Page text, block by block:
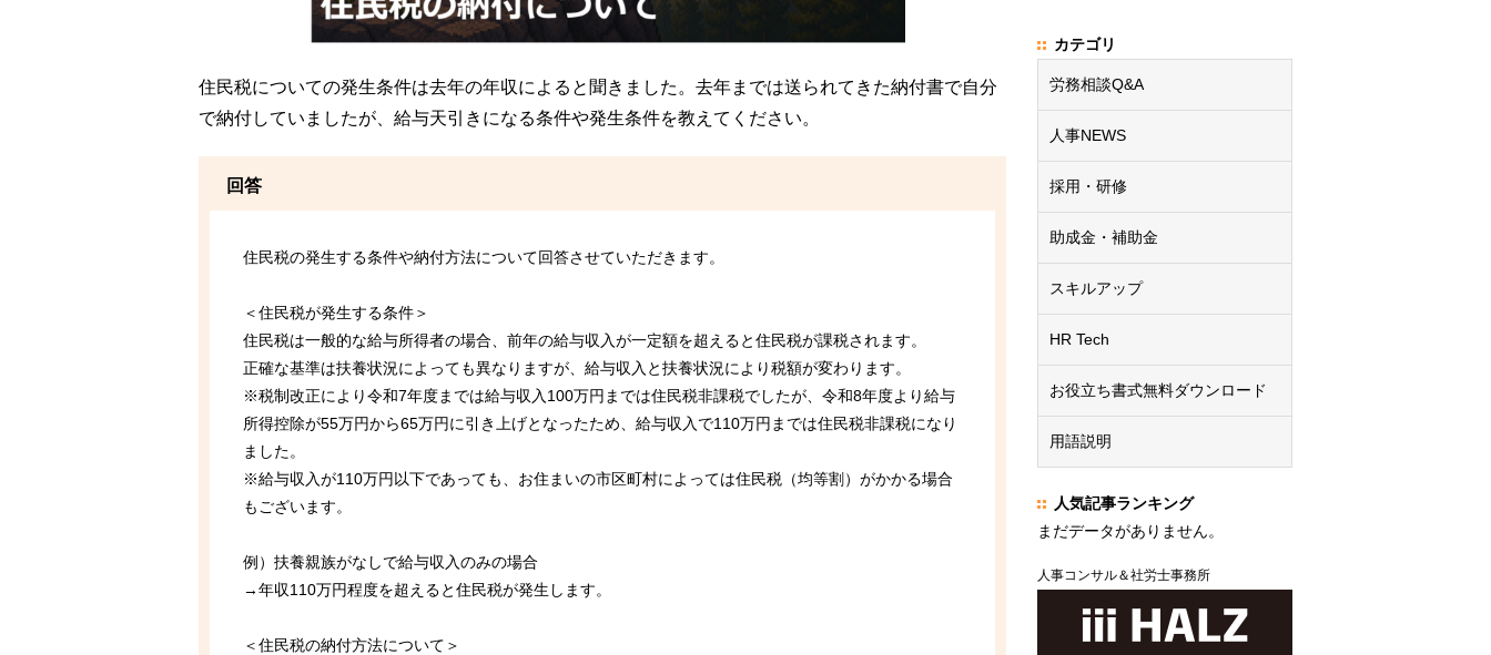
住民税についての発生条件は去年の年収によると聞きました。去年までは送られてきた納付書で自分
で納付していましたが、給与天引きになる条件や発生条件を教えてください。
回答
住民税の発生する条件や納付方法について回答させていただきます。
＜住民税が発生する条件＞
住民税は一般的な給与所得者の場合、前年の給与収入が一定額を超えると住民税が課税されます。
正確な基準は扶養状況によっても異なりますが、給与収入と扶養状況により税額が変わります。
※税制改正により令和7年度までは給与収入100万円までは住民税非課税でしたが、令和8年度より給与
所得控除が55万円から65万円に引き上げとなったため、給与収入で110万円までは住民税非課税になり
ました。
※給与収入が110万円以下であっても、お住まいの市区町村によっては住民税（均等割）がかかる場合
もございます。
例）扶養親族がなしで給与収入のみの場合
→年収110万円程度を超えると住民税が発生します。
＜住民税の納付方法について＞
カテゴリ
労務相談Q&A
人事NEWS
採用・研修
助成金・補助金
スキルアップ
HR Tech
お役立ち書式無料ダウンロード
用語説明
人気記事ランキング
まだデータがありません。
人事コンサル＆社労士事務所